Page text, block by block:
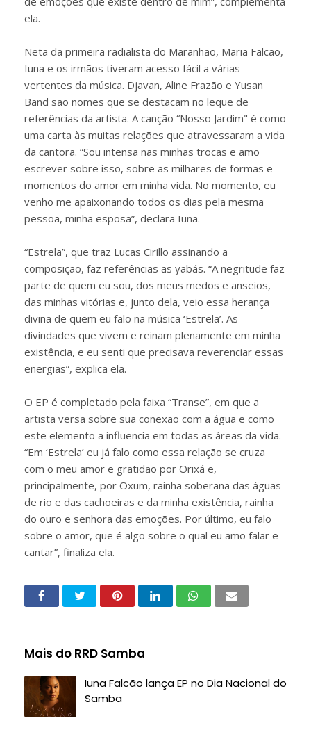
ela.
Neta da primeira radialista do Maranhão, Maria Falcão,
Iuna e os irmãos tiveram acesso fácil a várias
vertentes da música. Djavan, Aline Frazão e Yusan
Band são nomes que se destacam no leque de
referências da artista. A canção “Nosso Jardim" é como
uma carta às muitas relações que atravessaram a vida
da cantora. “Sou intensa nas minhas trocas e amo
escrever sobre isso, sobre as milhares de formas e
momentos do amor em minha vida. No momento, eu
venho me apaixonando todos os dias pela mesma
pessoa, minha esposa”, declara Iuna.
“Estrela”, que traz Lucas Cirillo assinando a
composição, faz referências as yabás. “A negritude faz
parte de quem eu sou, dos meus medos e anseios,
das minhas vitórias e, junto dela, veio essa herança
divina de quem eu falo na música ‘Estrela’. As
divindades que vivem e reinam plenamente em minha
existência, e eu senti que precisava reverenciar essas
energias”, explica ela.
O EP é completado pela faixa “Transe”, em que a
artista versa sobre sua conexão com a água e como
este elemento a influencia em todas as áreas da vida.
“Em ‘Estrela’ eu já falo como essa relação se cruza
com o meu amor e gratidão por Orixá e,
principalmente, por Oxum, rainha soberana das águas
de rio e das cachoeiras e da minha existência, rainha
do ouro e senhora das emoções. Por último, eu falo
sobre o amor, que é algo sobre o qual eu amo falar e
cantar”, finaliza ela.
Mais do RRD Samba
Iuna Falcão lança EP no Dia Nacional do
Samba